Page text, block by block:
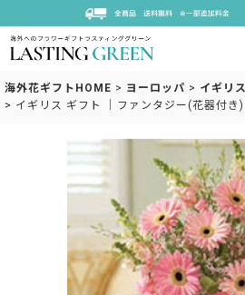
海外花ギフトHOME > ヨーロッパ > イギリス
> イギリス ギフト ｜ファンタジー(花器付き)